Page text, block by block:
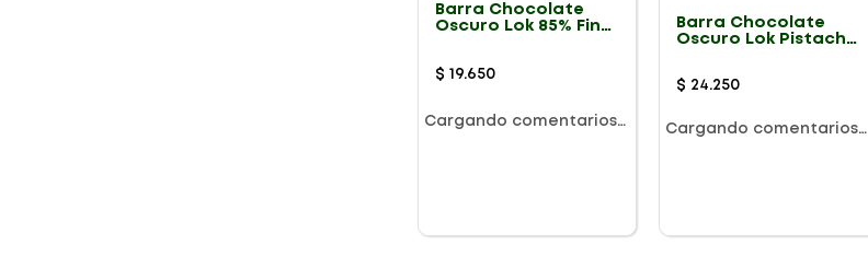
Barra Chocolate
Oscuro Lok 85% Fino
$ 19.650
Cargando comentarios…
Barra Chocolate
Oscuro Lok Pistacho
$ 24.250
Cargando comentarios…